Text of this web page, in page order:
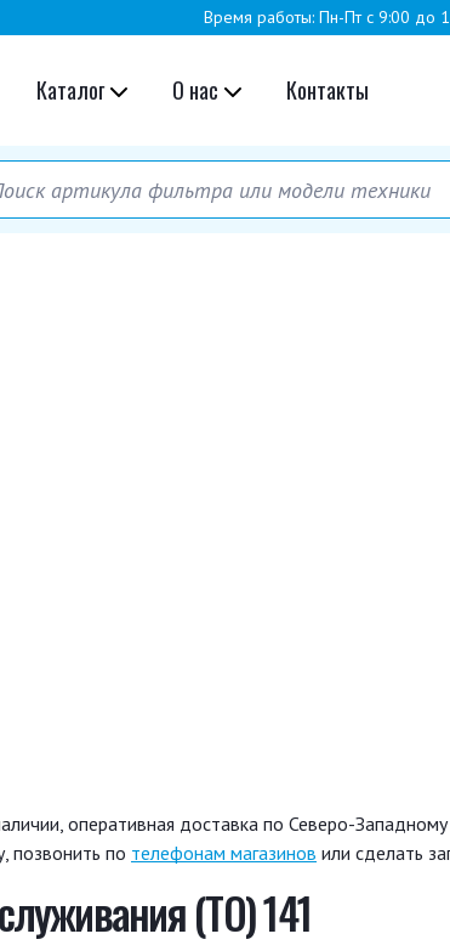
Время работы: Пн-Пт с 9:00 до
Каталог О нас Контакты
оперативная доставка по Северо-
позвонить по телефонам магазинов или сделать
(ТО) 141